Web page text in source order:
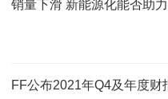
销量下滑 新能源化能否助
FF公布2021年Q4及年度财